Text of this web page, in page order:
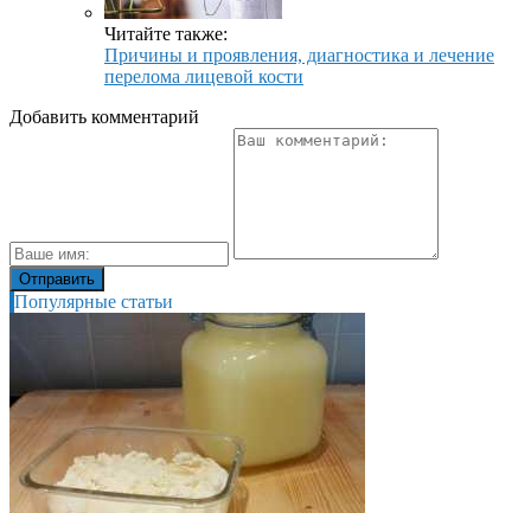
Читайте также:
Причины и проявления, диагностика и лечение
перелома лицевой кости
Добавить комментарий
Популярные статьи